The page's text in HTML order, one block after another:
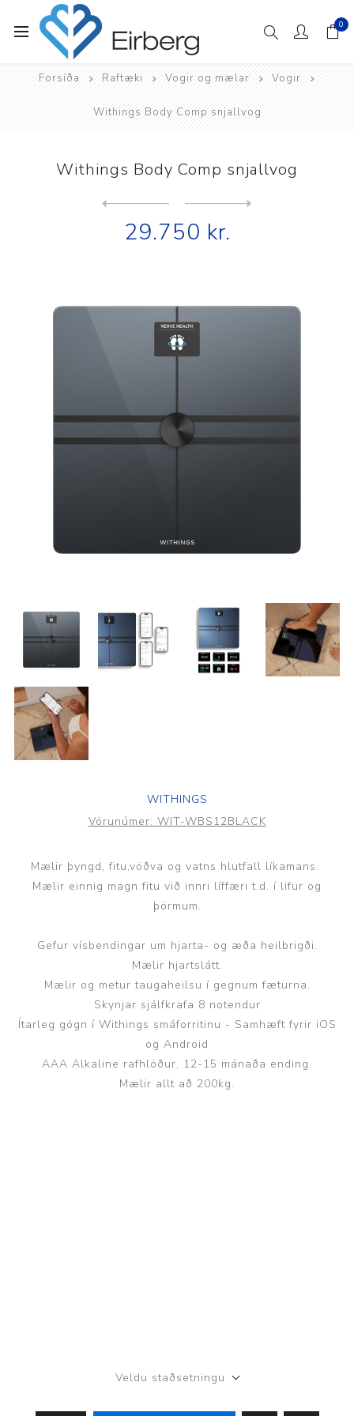
0
Forsíða Raftæki Vogir og mælar Vogir
Withings Body Comp snjallvog
Withings Body Comp snjallvog
29.750 kr.
WITHINGS
Vörunúmer: WIT-WBS12BLACK
Mælir þyngd, fitu,vöðva og vatns hlutfall líkamans.
Mælir einnig magn fitu við innri líffæri t.d. í lifur og
þörmum.
Gefur vísbendingar um hjarta- og æða heilbrigði.
Mælir hjartslátt.
Mælir og metur taugaheilsu í gegnum fæturna.
Skynjar sjálfkrafa 8 notendur
Ítarleg gögn í Withings smáforritinu - Samhæft fyrir iOS
og Android
AAA Alkaline rafhlöður, 12-15 mánaða ending.
Mælir allt að 200kg.
Veldu staðsetningu